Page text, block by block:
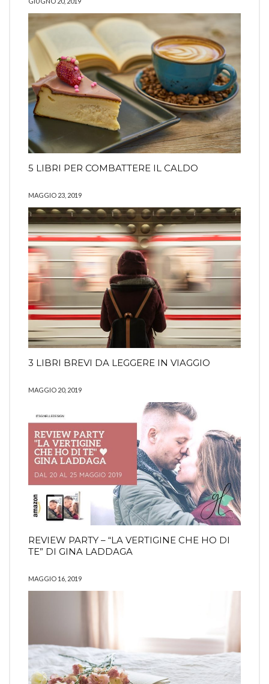
5 LIBRI PER COMBATTERE IL CALDO
MAGGIO 23, 2019
3 LIBRI BREVI DA LEGGERE IN VIAGGIO
MAGGIO 20, 2019
REVIEW PARTY – “LA VERTIGINE CHE HO DI
TE” DI GINA LADDAGA
MAGGIO 16, 2019